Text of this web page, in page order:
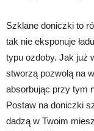
Szklane doniczki to
tak nie eksponuje
typu ozdoby. Jak już
stworzą pozwolą na
absorbując przy tym
Postaw na doniczki
dadzą w Twoim